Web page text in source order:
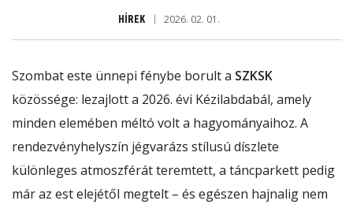
HÍREK 2026. 02. 01.
Szombat este ünnepi fénybe borult a SZKSK
közössége: lezajlott a 2026. évi Kézilabdabál, amely
minden elemében méltó volt a hagyományaihoz. A
rendezvényhelyszín jégvarázs stílusú díszlete
különleges atmoszférát teremtett, a táncparkett pedig
már az est elejétől megtelt – és egészen hajnalig nem